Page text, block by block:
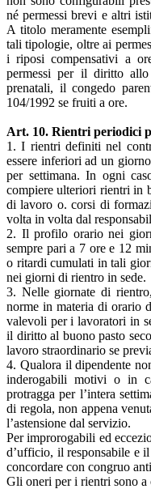
né permessi brevi e altri
A titolo meramente
tali tipologie, oltre ai
i riposi compensativi a
permessi per il diritto
prenatali, il congedo
104/1992 se fruiti a ore.
Art. 10. Rientri periodici
1. I rientri definiti nel
essere inferiori ad un
per settimana. In ogni
compiere ulteriori rientri in
di lavoro o. corsi di
volta in volta dal
2. Il profilo orario nei
sempre pari a 7 ore e 12
o ritardi cumulati in tali
nei giorni di rientro in sede.
3. Nelle giornate di
norme in materia di orario
valevoli per i lavoratori in
il diritto al buono pasto
lavoro straordinario se
4. Qualora il dipendente
inderogabili motivi o in
protragga per l’intera
di regola, non appena
l’astensione dal servizio.
Per improrogabili ed
d’ufficio, il responsabile e
concordare con congruo
Gli oneri per i rientri sono a